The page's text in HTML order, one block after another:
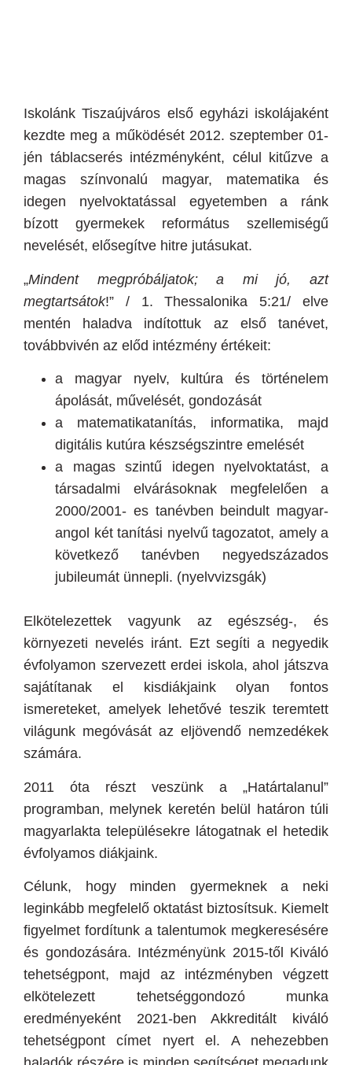
Iskolánk Tiszaújváros első egyházi iskolájaként
kezdte meg a működését 2012. szeptember 01-
jén táblacserés intézményként, célul kitűzve a
magas színvonalú magyar, matematika és
idegen nyelvoktatással egyetemben a ránk
bízott gyermekek református szellemiségű
nevelését, elősegítve hitre jutásukat.
„Mindent megpróbáljatok; a mi jó, azt
megtartsátok!” / 1. Thessalonika 5:21/ elve
mentén haladva indítottuk az első tanévet,
továbbvivén az előd intézmény értékeit:
a magyar nyelv, kultúra és történelem
ápolását, művelését, gondozását
a matematikatanítás, informatika, majd
digitális kutúra készségszintre emelését
a magas szintű idegen nyelvoktatást, a
társadalmi elvárásoknak megfelelően a
2000/2001- es tanévben beindult magyar-
angol két tanítási nyelvű tagozatot, amely a
következő tanévben negyedszázados
jubileumát ünnepli. (nyelvvizsgák)
Elkötelezettek vagyunk az egészség-, és
környezeti nevelés iránt. Ezt segíti a negyedik
évfolyamon szervezett erdei iskola, ahol játszva
sajátítanak el kisdiákjaink olyan fontos
ismereteket, amelyek lehetővé teszik teremtett
világunk megóvását az eljövendő nemzedékek
számára.
2011 óta részt veszünk a „Határtalanul”
programban, melynek keretén belül határon túli
magyarlakta településekre látogatnak el hetedik
évfolyamos diákjaink.
Célunk, hogy minden gyermeknek a neki
leginkább megfelelő oktatást biztosítsuk. Kiemelt
figyelmet fordítunk a talentumok megkeresésére
és gondozására. Intézményünk 2015-től Kiváló
tehetségpont, majd az intézményben végzett
elkötelezett tehetséggondozó munka
eredményeként 2021-ben Akkreditált kiváló
tehetségpont címet nyert el. A nehezebben